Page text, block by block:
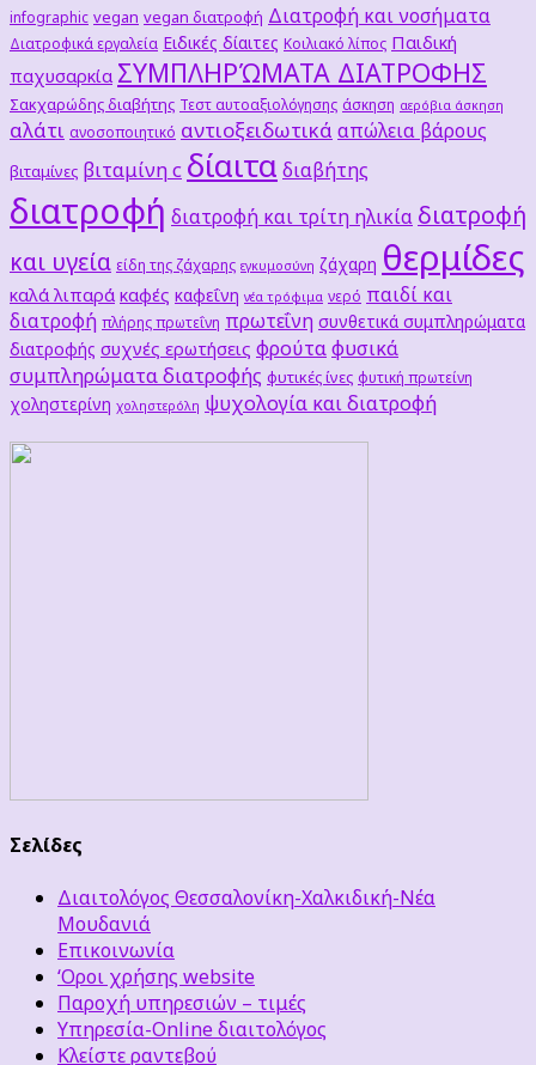
infographic vegan vegan διατροφή Διατροφή και νοσήματα
Διατροφικά εργαλεία Ειδικές δίαιτες Κοιλιακό λίπος Παιδική
παχυσαρκία ΣΥΜΠΛΗΡΏΜΑΤΑ ΔΙΑΤΡΟΦΗΣ
Σακχαρώδης διαβήτης Τεστ αυτοαξιολόγησης άσκηση αερόβια άσκηση
αλάτι ανοσοποιητικό αντιοξειδωτικά απώλεια βάρους
βιταμίνες βιταμίνη c δίαιτα διαβήτης
διατροφή διατροφή και τρίτη ηλικία διατροφή
και υγεία είδη της ζάχαρης εγκυμοσύνη ζάχαρη θερμίδες
καλά λιπαρά καφές καφεΐνη νέα τρόφιμα νερό παιδί και
διατροφή πλήρης πρωτεΐνη πρωτεΐνη συνθετικά συμπληρώματα
διατροφής συχνές ερωτήσεις φρούταφυσικά
συμπληρώματα διατροφής φυτικές ίνες φυτική πρωτείνη
χοληστερίνη χοληστερόλη ψυχολογία και διατροφή
Σελίδες
Διαιτολόγος Θεσσαλονίκη-Χαλκιδική-Νέα
Μουδανιά
Επικοινωνία
‘Οροι χρήσης website
Παροχή υπηρεσιών – τιμές
Υπηρεσία-Online διαιτολόγος
Κλείστε ραντεβού